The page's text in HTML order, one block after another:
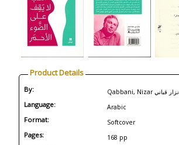
Product Details
By: Qabbani, Nizar نزار قباني
Language: Arabic
Format: Softcover
Pages: 168 pp